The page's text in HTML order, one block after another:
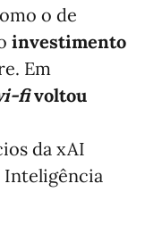
o de
investimento
Em
fivoltou
da xAI
Inteligência